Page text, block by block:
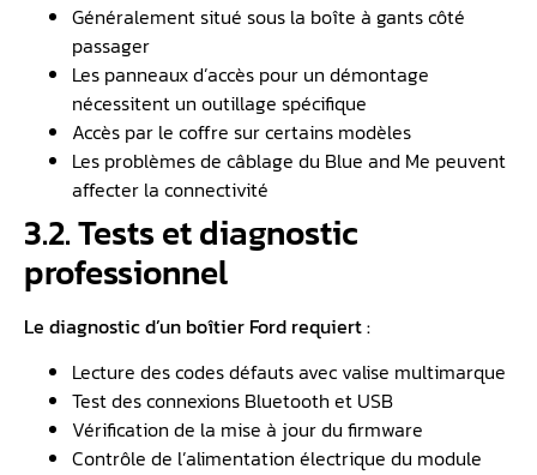
Généralement situé sous la boîte à gants côté
passager
Les panneaux d’accès pour un démontage
nécessitent un outillage spécifique
Accès par le coffre sur certains modèles
Les problèmes de câblage du Blue and Me peuvent
affecter la connectivité
3.2. Tests et diagnostic
professionnel
Le diagnostic d’un boîtier Ford requiert :
Lecture des codes défauts avec valise multimarque
Test des connexions Bluetooth et USB
Vérification de la mise à jour du firmware
Contrôle de l’alimentation électrique du module